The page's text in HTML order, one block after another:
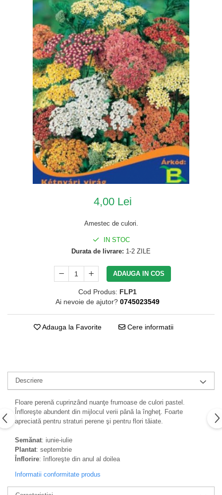
4,00 Lei
Amestec de culori.
IN STOC
Durata de livrare: 1-2 ZILE
ADAUGA IN COS
Cod Produs: FLP1
Ai nevoie de ajutor? 0745023549
Adauga la Favorite Cere informatii
Descriere
Floare perenă cuprinzând nuanţe frumoase de culori pastel.
Înfloreşte abundent din mijlocul verii până la îngheţ. Foarte
apreciată pentru straturi perene şi pentru flori tăiate.
Semănat: iunie-iulie
Plantat: septembrie
Înflorire: înfloreşte din anul al doilea
Informatii conformitate produs